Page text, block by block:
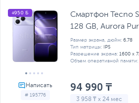
# 195776
+950 Б
Смартфон Tecno
128 GB, Aurora
Размер экрана, дюйм: 6.78
Тип матрицы:
IPS
Разрешение экрана: 1600 x
Объем оперативной памяти:
94 990 ₸
3 958 ₸ x 24 мес